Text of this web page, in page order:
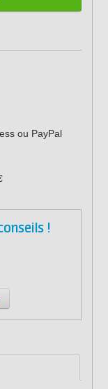
ou PayPal
!